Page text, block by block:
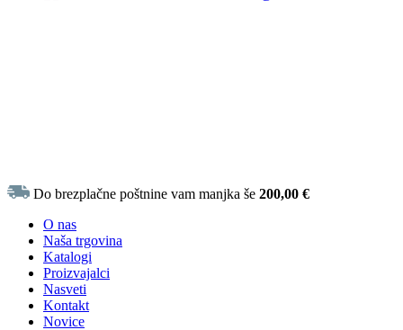
Do brezplačne poštnine vam manjka še200,00€
O nas
Naša trgovina
Katalogi
Proizvajalci
Nasveti
Kontakt
Novice